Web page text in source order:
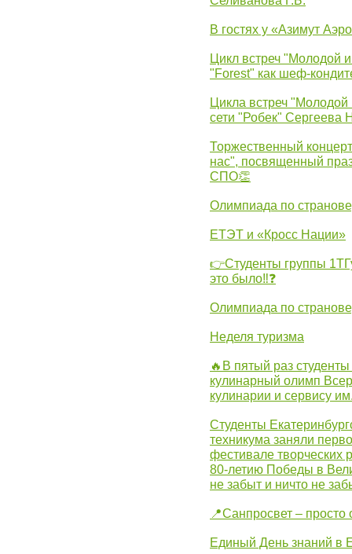
В гостях у «Азимут
Цикл встреч "Молодой
"Forest" как шеф-
Цикла встреч
сети "Робек" Сергеева
Торжественный
нас", посвященный
СПО👏
Олимпиада по
ЕТЭТ и «Кросс Нации»
👉Студенты группы
это было‼❓
Олимпиада по
Неделя туризма
🔥В пятый раз
кулинарный олимп
кулинарии и сервису
Студенты
техникума заняли
фестивале
80-летию Победы в
не забыт и ничто не
📍Санпросвет –
Единый День знаний в